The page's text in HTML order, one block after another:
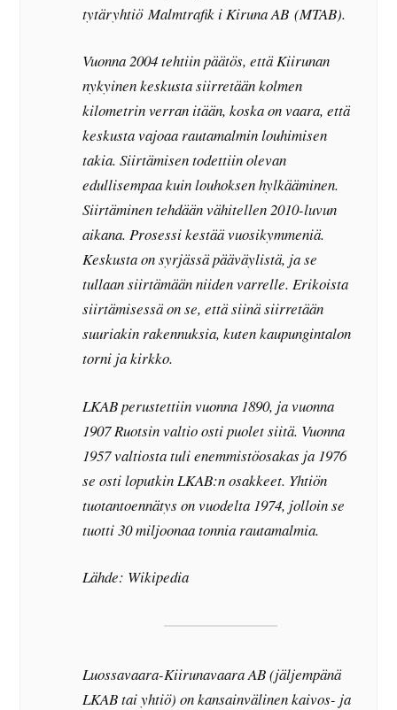
tytäryhtiö Malmtrafik i Kiruna AB (MTAB).
Vuonna 2004 tehtiin päätös, että Kiirunan
nykyinen keskusta siirretään kolmen
kilometrin verran itään, koska on vaara, että
keskusta vajoaa rautamalmin louhimisen
takia. Siirtämisen todettiin olevan
edullisempaa kuin louhoksen hylkääminen.
Siirtäminen tehdään vähitellen 2010-luvun
aikana. Prosessi kestää vuosikymmeniä.
Keskusta on syrjässä pääväylistä, ja se
tullaan siirtämään niiden varrelle. Erikoista
siirtämisessä on se, että siinä siirretään
suuriakin rakennuksia, kuten kaupungintalon
torni ja kirkko.
LKAB perustettiin vuonna 1890, ja vuonna
1907 Ruotsin valtio osti puolet siitä. Vuonna
1957 valtiosta tuli enemmistöosakas ja 1976
se osti loputkin LKAB:n osakkeet. Yhtiön
tuotantoennätys on vuodelta 1974, jolloin se
tuotti 30 miljoonaa tonnia rautamalmia.
Lähde: Wikipedia
Luossavaara-Kiirunavaara AB (jäljempänä
LKAB tai yhtiö) on kansainvälinen kaivos- ja